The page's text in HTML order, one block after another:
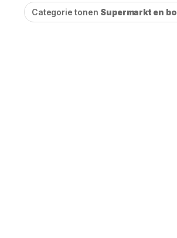
Categorie tonen Supermarkt en